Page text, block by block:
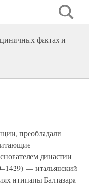
фактах и
преобладали
династии
— итальянский
нтипапы Балтазара